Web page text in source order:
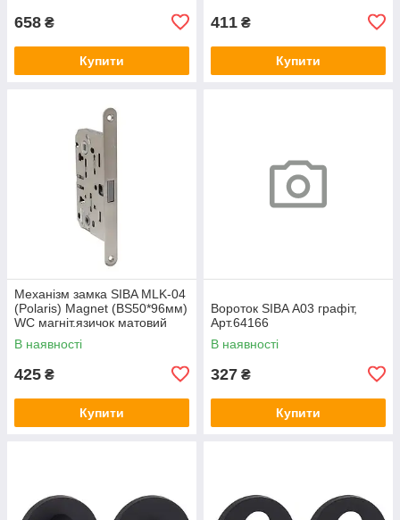
658 ₴
Купити
411 ₴
Купити
Механізм замка SIBA MLK-04
(Polaris) Magnet (BS50*96мм)
WC магніт.язичок матовий
нікель, Арт.74644
В наявності
425 ₴
Купити
Вороток SIBA А03 графіт,
Арт.64166
В наявності
327 ₴
Купити